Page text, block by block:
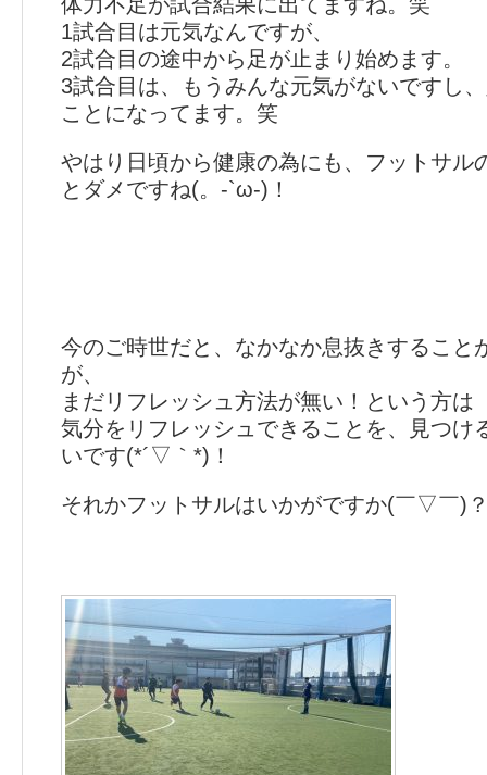
1試合目は元気なんですが、
2試合目の途中から足が止まり始めます。
3試合目は、もうみんな元気がないですし
ことになってます。笑
やはり日頃から健康の為にも、フットサル
とダメですね(。-`ω-)！
今のご時世だと、なかなか息抜きすること
が、
まだリフレッシュ方法が無い！という方は
気分をリフレッシュできることを、見つけ
いです(*´▽｀*)！
それかフットサルはいかがですか(￣▽￣)